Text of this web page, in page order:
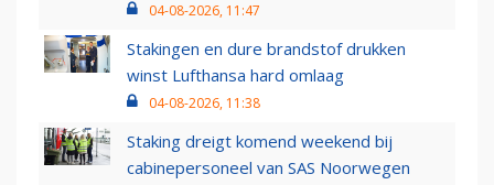
04-08-2026, 11:47
Stakingen en dure brandstof drukken
winst Lufthansa hard omlaag
04-08-2026, 11:38
Staking dreigt komend weekend bij
cabinepersoneel van SAS Noorwegen